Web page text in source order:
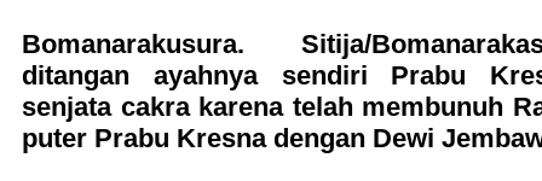
Bomanarakusura. Sitija/
ditangan ayahnya sendiri Prabu
senjata cakra karena telah membunuh
puter Prabu Kresna dengan Dewi